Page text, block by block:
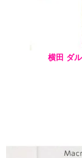
横田 ダ